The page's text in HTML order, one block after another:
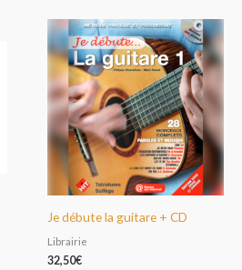
Je débute la guitare + CD
Librairie
32,50€